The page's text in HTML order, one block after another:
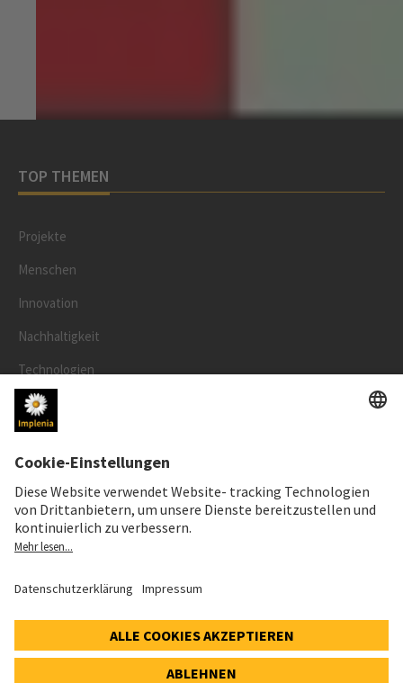
TOP THEMEN
Projekte
Menschen
Innovation
Nachhaltigkeit
Technologien
Sicherheit
RECHTLICHES
Impressum
Datenschutz
Cookie- und Social-Media-Richtlinie